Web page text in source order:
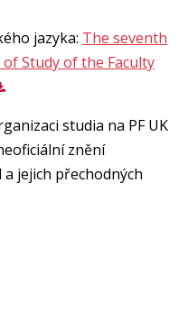
jazyka: The seventh
Study of the Faculty
studia na PF UK
znění
jejich přechodných